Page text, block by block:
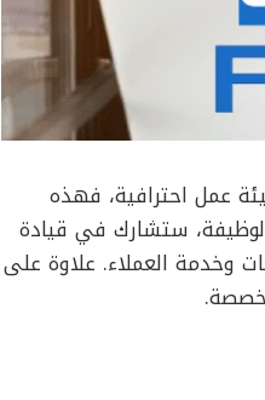
عمل احترافية، فهذه
ستشارك في قيادة
وخدمة العملاء. علاوة على